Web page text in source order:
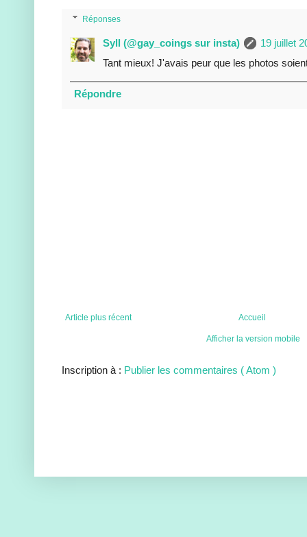
Réponses
Syll (@gay_coings sur insta)
19 juillet
Tant mieux! J'avais peur que les photos
Répondre
Article plus récent Accueil
Afficher la version mobile
Inscription à : Publier les commentaires ( Atom )